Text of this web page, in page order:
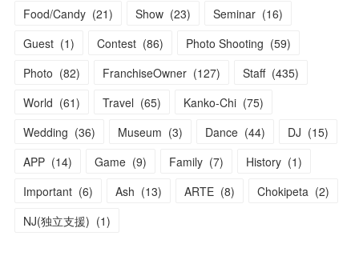
Food/Candy (21) Show (23) Seminar (16)
Guest (1) Contest (86) Photo Shooting (59)
Photo (82) FranchiseOwner (127) Staff (435)
World (61) Travel (65) Kanko-Chi (75)
Wedding (36) Museum (3) Dance (44) DJ (15)
APP (14) Game (9) Family (7) History (1)
Important (6) Ash (13) ARTE (8) Chokipeta (2)
NJ(独立支援) (1)